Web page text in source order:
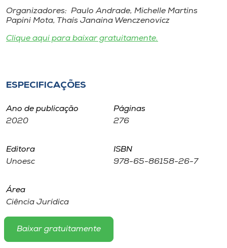
Rádio
Store
o idioma
Organizadores: Paulo Andrade, Michelle Martins
Papini Mota, Thaís Janaina Wenczenovicz
Clique aqui para baixar gratuitamente.
ESPECIFICAÇÕES
Ano de publicação
2020
Páginas
276
Editora
Unoesc
ISBN
978-65-86158-26-7
Área
Ciência Jurídica
Baixar gratuitamente